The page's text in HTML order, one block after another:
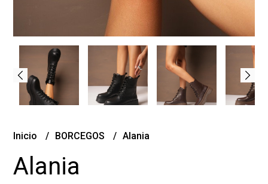
Inicio BORCEGOS Alania
Alania